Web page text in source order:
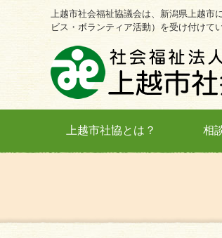
上越市社会福祉協議会は、新潟県上越市
ビス・ボランティア活動）を受け付けてい
上越市社協とは？ 相